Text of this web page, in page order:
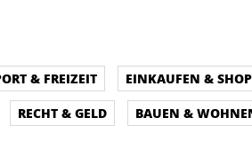
& FREIZEIT
EINKAUFEN &
RECHT & GELD
BAUEN &